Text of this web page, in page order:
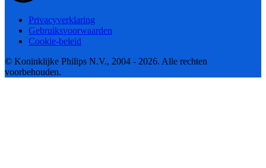
Privacyverklaring
Gebruiksvoorwaarden
Cookie-beleid
© Koninklijke Philips N.V., 2004 - 2026. Alle rechten
voorbehouden.